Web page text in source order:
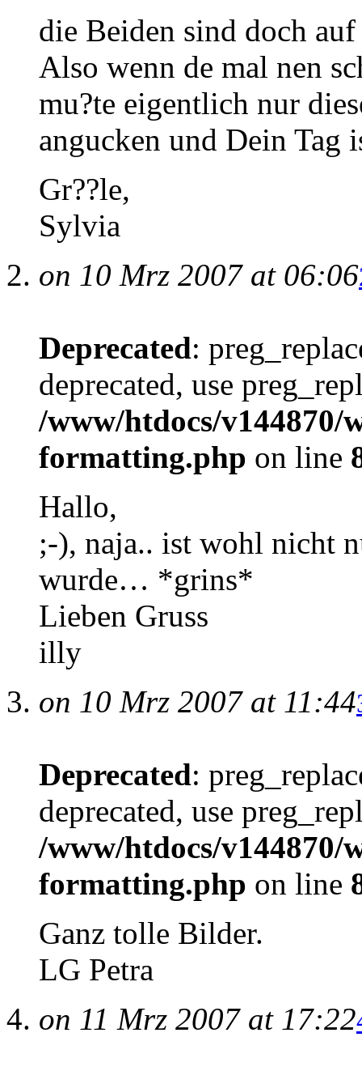
die Beiden sind doch
Also wenn de mal nen
mu?te eigentlich nur
angucken und Dein Tag
Gr??le,
Sylvia
on 10 Mrz 2007 at 06:06
Deprecated:
deprecated, use
/www/htdocs/v144870/
formatting.php on line
Hallo,
;-), naja.. ist wohl nicht
wurde… *grins*
Lieben Gruss
illy
on 10 Mrz 2007 at 11:44
Deprecated:
deprecated, use
/www/htdocs/v144870/
formatting.php on line
Ganz tolle Bilder.
LG Petra
on 11 Mrz 2007 at 17:22